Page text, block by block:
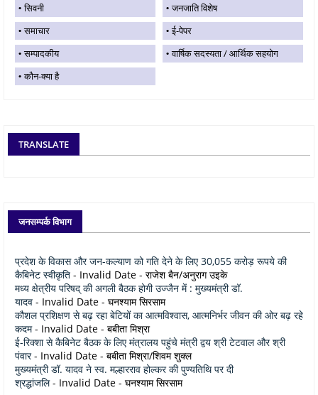
सिवनी
जनजाति विशेष
समाचार
ई-पेपर
सम्पादकीय
वार्षिक सदस्यता / आर्थिक सहयोग
कौन-क्या है
TRANSLATE
जनसम्पर्क विभाग
प्रदेश के विकास और जन-कल्याण को गति देने के लिए 30,055 करोड़ रूपये की
कैबिनेट स्वीकृति - Invalid Date - राजेश बैन/अनुराग उइके
मध्य क्षेत्रीय परिषद् की अगली बैठक होगी उज्जैन में : मुख्यमंत्री डॉ.
यादव - Invalid Date - घनश्याम सिरसाम
कौशल प्रशिक्षण से बढ़ रहा बेटियों का आत्मविश्वास, आत्मनिर्भर जीवन की ओर बढ़ रहे
कदम- Invalid Date - बबीता मिश्रा
ई-रिक्शा से कैबिनेट बैठक के लिए मंत्रालय पहुंचे मंत्री द्वय श्री टेटवाल और श्री
पंवार- Invalid Date - बबीता मिश्रा/शिवम शुक्ल
मुख्यमंत्री डॉ. यादव ने स्व. मल्हारराव होल्कर की पुण्यतिथि पर दी
श्रद्धांजलि- Invalid Date - घनश्याम सिरसाम